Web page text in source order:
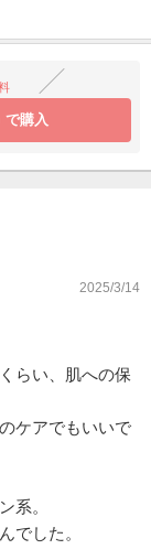
で購入
2025/3/14
らい、肌への保
ケアでもいいで
系。
でした。